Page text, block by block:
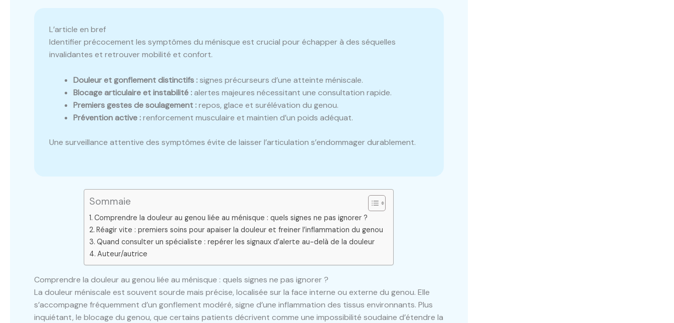
L’article en bref
Identifier précocement les symptômes du ménisque est crucial pour échapper à des séquelles
invalidantes et retrouver mobilité et confort.
Douleur et gonflement distinctifs :signes précurseurs d’une atteinte méniscale.
Blocage articulaire et instabilité :alertes majeures nécessitant une consultation rapide.
Premiers gestes de soulagement :repos, glace et surélévation du genou.
Prévention active :renforcement musculaire et maintien d’un poids adéquat.
Une surveillance attentive des symptômes évite de laisser l’articulation s’endommager durablement.
Sommaie
Comprendre la douleur au genou liée au ménisque : quels signes ne pas ignorer ?
Réagir vite : premiers soins pour apaiser la douleur et freiner l’inflammation du genou
Quand consulter un spécialiste : repérer les signaux d’alerte au-delà de la douleur
Auteur/autrice
Comprendre la douleur au genou liée au ménisque : quels signes ne pas ignorer ?
La douleur méniscale est souvent sourde mais précise, localisée sur la face interne ou externe du genou. Elle
s’accompagne fréquemment d’un gonflement modéré, signe d’une inflammation des tissus environnants. Plus
inquiétant, le blocage du genou, que certains patients décrivent comme une impossibilité soudaine d’étendre la